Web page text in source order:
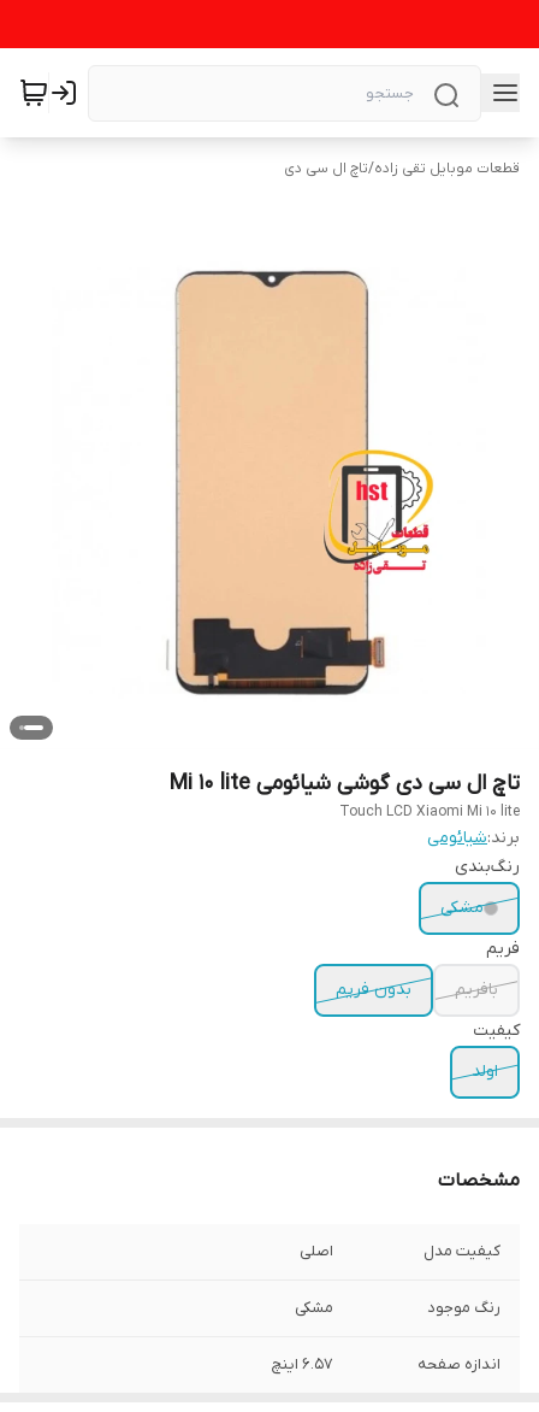
قطعات موبایل تقی زاده/تاچ ال سی دی
تاچ ال سی دی گوشی شیائومی Mi 10 lite
Touch LCD Xiaomi Mi 10 lite
برند:شیائومی
رنگ‌بندی
مشکی
فریم
بافریم
بدون فریم
کیفیت
اولد
مشخصات
کیفیت مدل اصلی
رنگ موجود مشکی
اندازه صفحه 6.57 اینچ